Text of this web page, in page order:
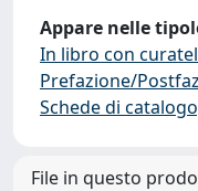
Appare nelle
In libro con
Prefazione/
Schede di
File in questo